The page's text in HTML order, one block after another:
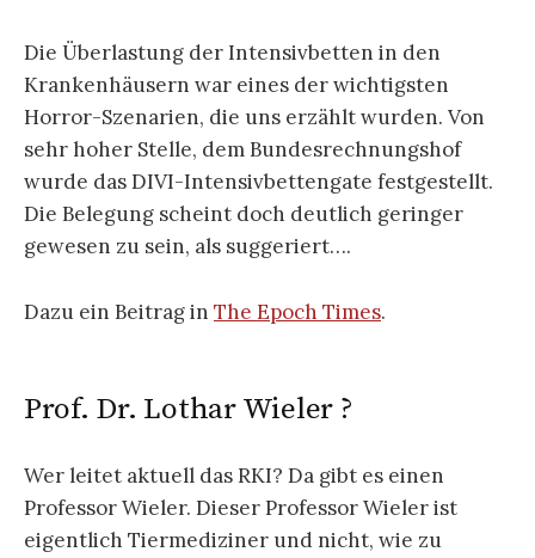
Die Überlastung der Intensivbetten in den
Krankenhäusern war eines der wichtigsten
Horror-Szenarien, die uns erzählt wurden. Von
sehr hoher Stelle, dem Bundesrechnungshof
wurde das DIVI-Intensivbettengate festgestellt.
Die Belegung scheint doch deutlich geringer
gewesen zu sein, als suggeriert….
Dazu ein Beitrag in The Epoch Times.
Prof. Dr. Lothar Wieler ?
Wer leitet aktuell das RKI? Da gibt es einen
Professor Wieler. Dieser Professor Wieler ist
eigentlich Tiermediziner und nicht, wie zu